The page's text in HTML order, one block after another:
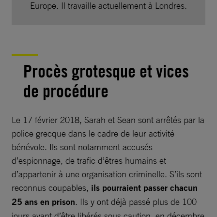
Europe. Il travaille actuellement à Londres.
Procès grotesque et vices
de procédure
Le 17 février 2018, Sarah et Sean sont arrêtés par la
police grecque dans le cadre de leur activité
bénévole. Ils sont notamment accusés
d’espionnage, de trafic d’êtres humains et
d’appartenir à une organisation criminelle. S’ils sont
reconnus coupables, ils pourraient passer chacun
25 ans en prison. Ils y ont déjà passé plus de 100